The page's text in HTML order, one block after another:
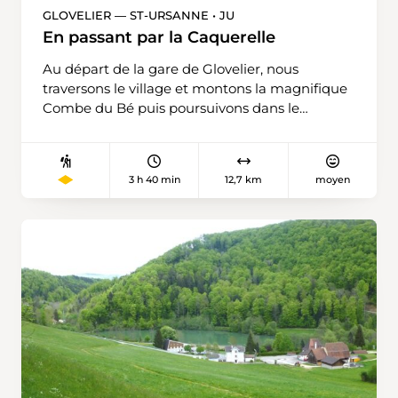
GLOVELIER — ST-URSANNE • JU
En passant par la Caquerelle
Au départ de la gare de Glovelier, nous
traversons le village et montons la magnifique
Combe du Bé puis poursuivons dans le
la Caquerelle en passant par le Mt-Russelin et
au sud de la ferme « Chez Basuel ». A la
musée et un hôtel-restaurant, nous prenons la
direction de St-Ursanne, la médiévale.
3 h 40 min 12,7 km moyen